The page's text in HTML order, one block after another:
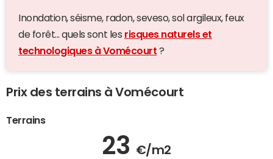
Inondation, séisme, radon, seveso, sol argileux, feux
de forêt... quels sont les risques naturels et
technologiques à Vomécourt ?
Prix des terrains à Vomécourt
Terrains
23 €/m2